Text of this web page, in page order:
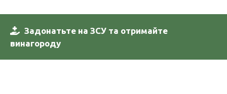
Задонатьте на ЗСУ та отримайте
винагороду